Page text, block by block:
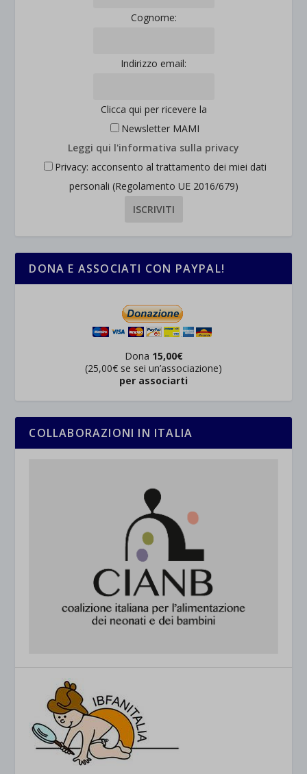
Cognome:
Indirizzo email:
Clicca qui per ricevere la
Newsletter MAMI
Leggi qui l'informativa sulla privacy
Privacy: acconsento al trattamento dei miei dati
personali (Regolamento UE 2016/679)
DONA E ASSOCIATI CON PAYPAL!
Dona 15,00€
(25,00€ se sei un’associazione)
per associarti
COLLABORAZIONI IN ITALIA